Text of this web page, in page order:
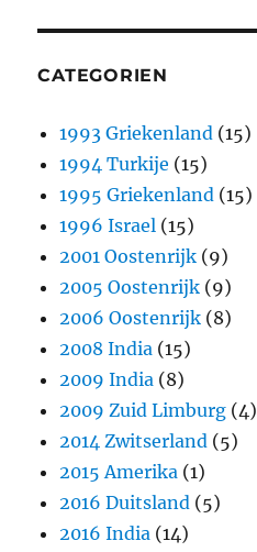
CATEGORIEN
1993 Griekenland (15)
1994 Turkije (15)
1995 Griekenland (15)
1996 Israel (15)
2001 Oostenrijk (9)
2005 Oostenrijk (9)
2006 Oostenrijk (8)
2008 India (15)
2009 India (8)
2009 Zuid Limburg (4)
2014 Zwitserland (5)
2015 Amerika (1)
2016 Duitsland (5)
2016 India (14)